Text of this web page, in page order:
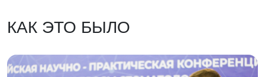
КАК ЭТО БЫЛО